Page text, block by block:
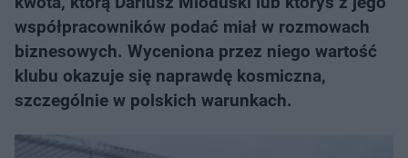
współpracowników podać miał w rozmowach
biznesowych. Wyceniona przez niego wartość
klubu okazuje się naprawdę kosmiczna,
szczególnie w polskich warunkach.